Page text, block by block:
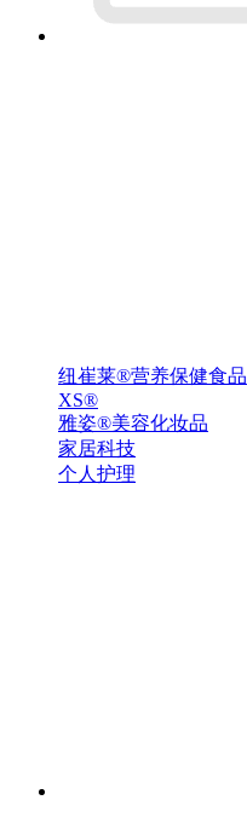
纽崔莱®营养保健食品
XS®
雅姿®美容化妆品
家居科技
个人护理